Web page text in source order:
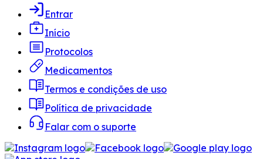
Entrar
Início
Protocolos
Medicamentos
Termos e condições de uso
Política de privacidade
Falar com o suporte